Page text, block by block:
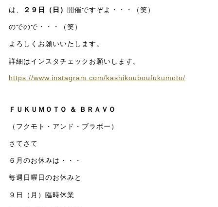
は、 ２９日（日） 開催ですぞよ・・・（笑）
のでので・・・（笑）
よろしくお願いいたします。
詳細はインスタチェックお願いします。
https://www.instagram.com/kashikouboufukumoto/
ＦＵＫＵＭＯＴＯ ＆ ＢＲＡＶＯ
（フクモト・アンド・ブラボー）
さてさて
６月のお休みは・・・
毎週日曜日のお休みと
９日（月）臨時休業